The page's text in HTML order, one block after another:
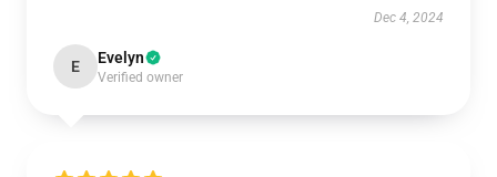
Dec 4, 2024
E Evelyn
Verified owner